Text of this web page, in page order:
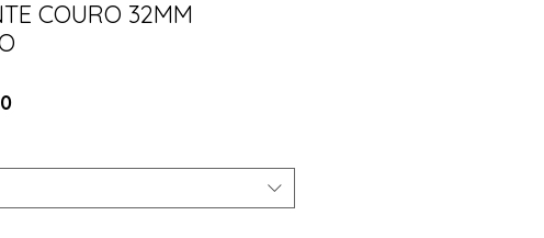
COURO 32MM
Preço